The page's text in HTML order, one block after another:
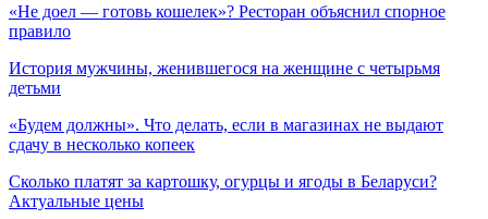
«Не доел — готовь кошелек»? Ресторан объяснил спорное
правило
История мужчины, женившегося на женщине с четырьмя
детьми
«Будем должны». Что делать, если в магазинах не выдают
сдачу в несколько копеек
Сколько платят за картошку, огурцы и ягоды в Беларуси?
Актуальные цены